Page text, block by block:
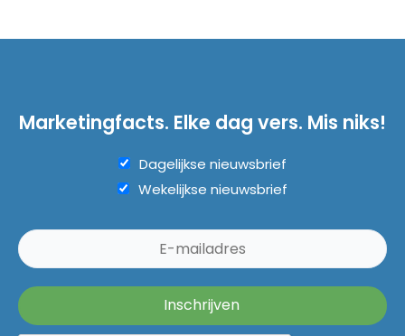
Marketingfacts. Elke dag vers. Mis niks!
Dagelijkse nieuwsbrief
Wekelijkse nieuwsbrief